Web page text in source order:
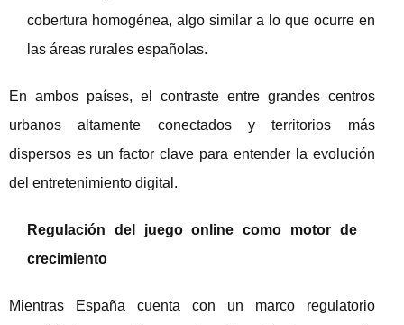
cobertura homogénea, algo similar a lo que ocurre en
las áreas rurales españolas.
En ambos países, el contraste entre grandes centros
urbanos altamente conectados y territorios más
dispersos es un factor clave para entender la evolución
del entretenimiento digital.
Regulación del juego online como motor de
crecimiento
Mientras España cuenta con un marco regulatorio